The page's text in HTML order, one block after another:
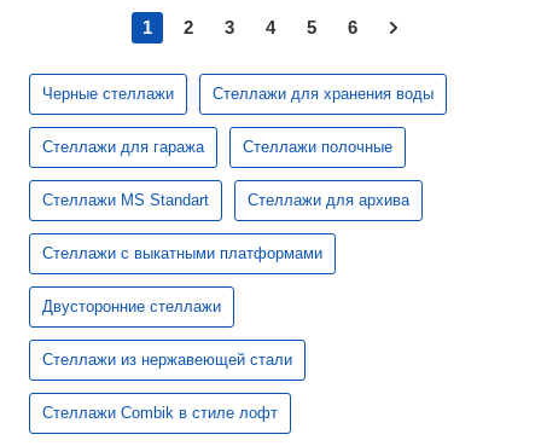
1 2 3 4 5 6
Черные стеллажи Стеллажи для хранения воды
Стеллажи для гаража Стеллажи полочные
Стеллажи MS Standart Стеллажи для архива
Стеллажи с выкатными платформами
Двусторонние стеллажи
Стеллажи из нержавеющей стали
Стеллажи Combik в стиле лофт